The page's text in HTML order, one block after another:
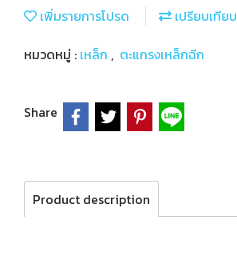
เพิ่มรายการโปรด
เปรียบเทียบ
หมวดหมู่ : เหล็ก , ตะแกรงเหล็กฉีก
Share
Product description